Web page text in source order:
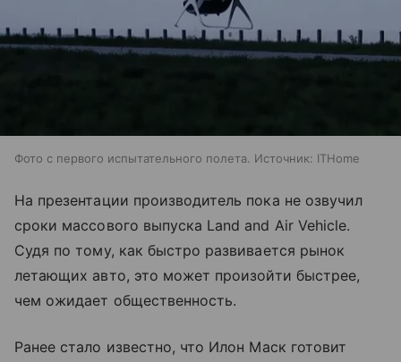
Фото с первого испытательного полета. Источник: ITHome
На презентации производитель пока не озвучил
сроки массового выпуска Land and Air Vehicle.
Судя по тому, как быстро развивается рынок
летающих авто, это может произойти быстрее,
чем ожидает общественность.
Ранее стало известно, что Илон Маск готовит